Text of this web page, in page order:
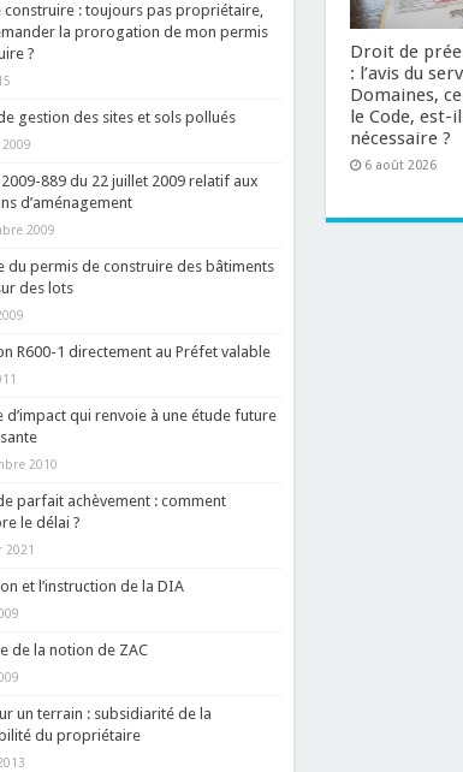
Droit de
: l’avis du
Domaines,
le Code, est-
nécessaire ?
6 août 2026
construire : toujours pas propriétaire,
la prorogation de mon permis
?
gestion des sites et sols pollués
889 du 22 juillet 2009 relatif aux
d’aménagement
2009
du permis de construire des bâtiments
des lots
R600-1 directement au Préfet valable
d’impact qui renvoie à une étude future
2010
parfait achèvement : comment
le délai ?
2021
et l’instruction de la DIA
de la notion de ZAC
un terrain : subsidiarité de la
du propriétaire